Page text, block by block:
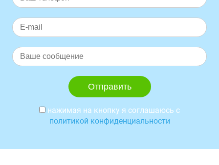
нажимая на кнопку я соглашаюсь с
политикой конфиденциальности